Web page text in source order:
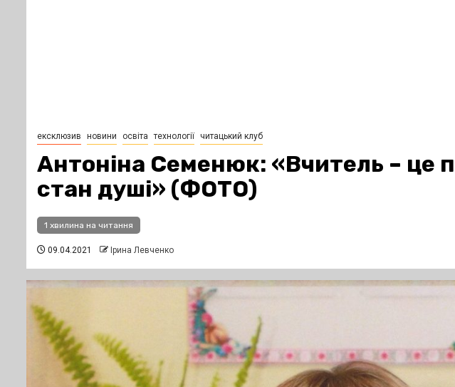
ексклюзив новини освіта технології читацький клуб
Антоніна Семенюк: «Вчитель – це
стан душі» (ФОТО)
1 хвилина на читання
09.04.2021 Ірина Левченко